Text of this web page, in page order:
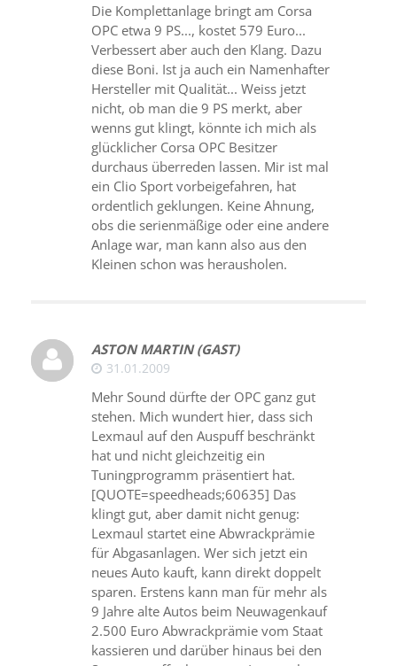
Die Komplettanlage bringt am Corsa
OPC etwa 9 PS..., kostet 579 Euro...
Verbessert aber auch den Klang. Dazu
diese Boni. Ist ja auch ein Namenhafter
Hersteller mit Qualität... Weiss jetzt
nicht, ob man die 9 PS merkt, aber
wenns gut klingt, könnte ich mich als
glücklicher Corsa OPC Besitzer
durchaus überreden lassen. Mir ist mal
ein Clio Sport vorbeigefahren, hat
ordentlich geklungen. Keine Ahnung,
obs die serienmäßige oder eine andere
Anlage war, man kann also aus den
Kleinen schon was herausholen.
ASTON MARTIN (GAST)
31.01.2009
Mehr Sound dürfte der OPC ganz gut
stehen. Mich wundert hier, dass sich
Lexmaul auf den Auspuff beschränkt
hat und nicht gleichzeitig ein
Tuningprogramm präsentiert hat.
[QUOTE=speedheads;60635] Das
klingt gut, aber damit nicht genug:
Lexmaul startet eine Abwrackprämie
für Abgasanlagen. Wer sich jetzt ein
neues Auto kauft, kann direkt doppelt
sparen. Erstens kann man für mehr als
9 Jahre alte Autos beim Neuwagenkauf
2.500 Euro Abwrackprämie vom Staat
kassieren und darüber hinaus bei den